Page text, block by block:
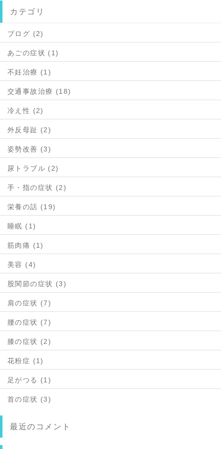
カテゴリ
ブログ (2)
あごの症状 (1)
不妊治療 (1)
交通事故治療 (18)
冷え性 (2)
外反母趾 (2)
姿勢改善 (3)
尿トラブル (2)
手・指の症状 (2)
栄養の話 (19)
睡眠 (1)
筋肉痛 (1)
美容 (4)
股関節の症状 (3)
肩の症状 (7)
腰の症状 (7)
膝の症状 (2)
花粉症 (1)
足がつる (1)
首の症状 (3)
最近のコメント